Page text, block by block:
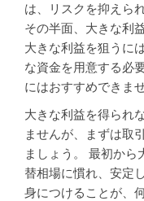
は、リスクを抑えら
その半面、大きな利
大きな利益を狙うに
な資金を用意する必
にはおすすめできませ
大きな利益を得られ
ませんが、まずは取
ましょう。 最初から
替相場に慣れ、安定
身につけることが、